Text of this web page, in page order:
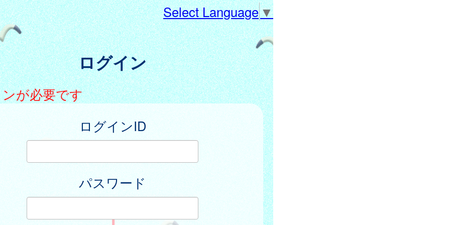
Select Language▼
ログイン
が必要です
ログインID
パスワード